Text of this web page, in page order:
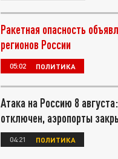
Ракетная опасность
регионов России
05:02 ПОЛИТИКА
Атака на Россию 8
отключен, аэропорты
04:21 ПОЛИТИКА